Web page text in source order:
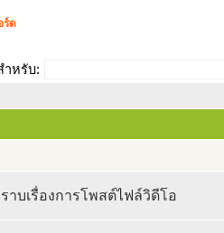
ร์ด
ำหรับ:
าบเรื่องการโพสต์ไฟล์วิดีโอ